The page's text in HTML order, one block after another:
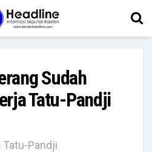
Sudah
Tatu-Pandji
Tatu-Pandji